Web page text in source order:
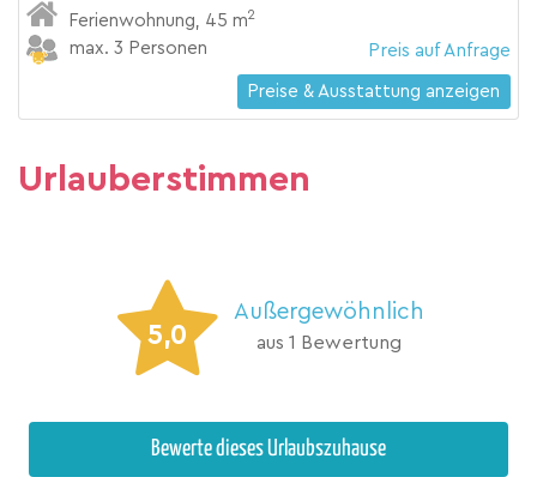
Ferienwohnung 45 m2
max. 3 Personen Preis auf Anfrage
Preise & Ausstattung anzeigen
Urlauberstimmen
5,0
Außergewöhnlich
aus 1 Bewertung
Bewerte dieses Urlaubszuhause